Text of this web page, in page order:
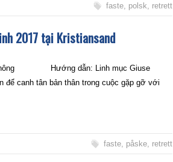
faste, polsk retrett
2017 tại Kristiansand
dẫn: Linh mục Giuse
để canh tân bản thân trong cuộc gặp gỡ với
faste, påske, retrett